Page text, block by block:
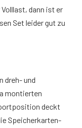
dann ist er
Set leider gut zu
dreh- und
montierten
deckt
Speicherkarten-